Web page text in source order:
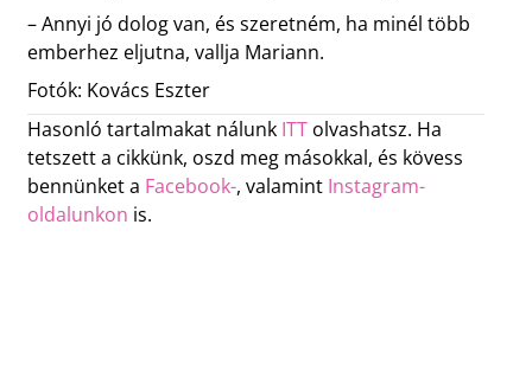
– Annyi jó dolog van, és szeretném, ha minél több
emberhez eljutna, vallja Mariann.
Fotók: Kovács Eszter
Hasonló tartalmakat nálunk ITTolvashatsz. Ha
tetszett a cikkünk, oszd meg másokkal, és kövess
bennünket a Facebook-, valamint Instagram-
oldalunkon is.